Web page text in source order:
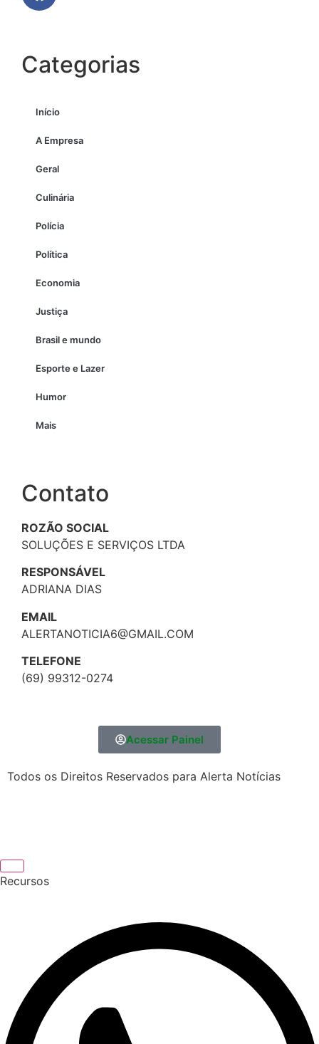
Categorias
Início
A Empresa
Geral
Culinária
Polícia
Política
Economia
Justiça
Brasil e mundo
Esporte e Lazer
Humor
Mais
Contato
ROZÃO SOCIAL
SOLUÇÕES E SERVIÇOS LTDA
RESPONSÁVEL
ADRIANA DIAS
EMAIL
ALERTANOTICIA6@GMAIL.COM
TELEFONE
(69) 99312-0274
Acessar Painel
Todos os Direitos Reservados para Alerta Notícias
Recursos